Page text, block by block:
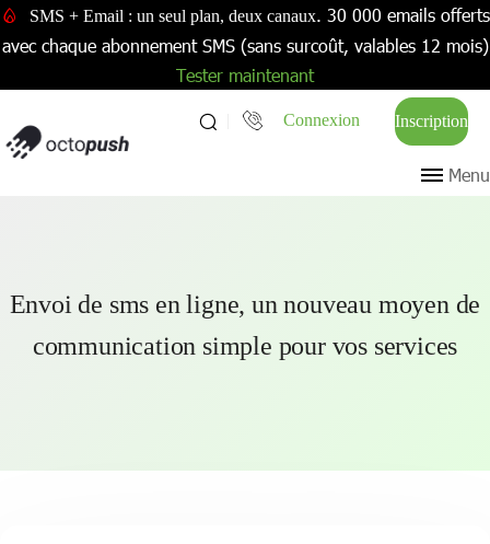
SMS + Email : un seul plan, deux canaux. 30 000 emails offerts
avec chaque abonnement SMS (sans surcoût, valables 12 mois)
Tester maintenant
Connexion Inscription
Menu
Envoi de sms en ligne, un nouveau moyen de
communication simple pour vos services